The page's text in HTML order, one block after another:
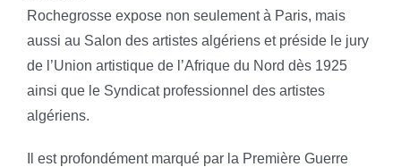
Rochegrosse expose non seulement à Paris, mais
aussi au Salon des artistes algériens et préside le jury
de l’Union artistique de l’Afrique du Nord dès 1925
ainsi que le Syndicat professionnel des artistes
algériens.
Il est profondément marqué par la Première Guerre